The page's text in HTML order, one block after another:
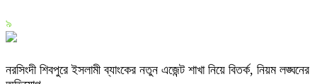
৯
নরসিংদী শিবপুরে ইসলামী ব্যাংকের নতুন এজেন্ট শাখা নিয়ে বিতর্ক, নিয়ম লঙ্ঘনের